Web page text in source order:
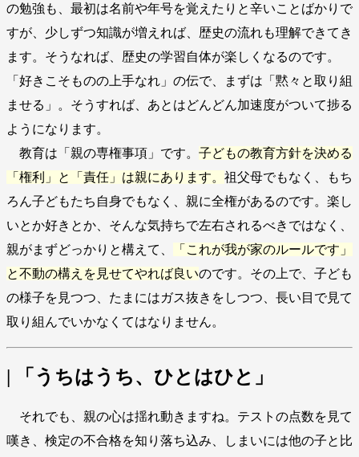
の勉強も、最初は名前や年号を覚えたりと辛いことばかりで
すが、少しずつ知識が増えれば、歴史の流れも理解できてき
ます。そうなれば、歴史の学習自体が楽しくなるのです。
「好きこそものの上手なれ」の伝で、まずは「黙々と取り組
ませる」。そうすれば、あとはどんどん加速度がついて捗る
ようになります。
教育は「親の専権事項」です。 子どもの教育方針を決める
「権利」と「責任」は親にあります。 祖父母でもなく、もち
ろん子どもたち自身でもなく、親に全権があるのです。楽し
いとか好きとか、そんな気持ちで左右されるべきではなく、
親がまずどっかりと構えて、
「これが我が家のルールです」
と不動の構えを見せてやれば良いのです。その上で、子ども
の様子を見つつ、たまにはガス抜きをしつつ、長い目で見て
取り組んでいかなくてはなりません。
| 「うちはうち、ひとはひと」
それでも、親の心は揺れ動きますね。テストの点数を見て
嘆き、検定の不合格を知り落ち込み、しまいには他の子と比